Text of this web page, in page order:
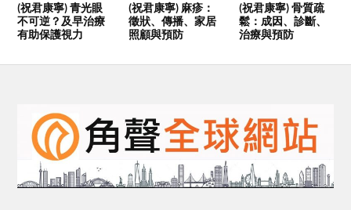
(祝君康寧) 青光眼
不可逆？及早治療
有助保護視力
(祝君康寧) 麻疹：
徵狀、傳播、家居
照顧與預防
(祝君康寧) 骨質疏
鬆：成因、診斷、
治療與預防